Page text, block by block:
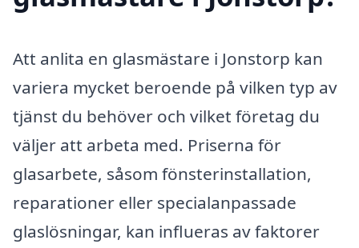
Att anlita en glasmästare i Jonstorp kan
variera mycket beroende på vilken typ av
tjänst du behöver och vilket företag du
väljer att arbeta med. Priserna för
glasarbete, såsom fönsterinstallation,
reparationer eller specialanpassade
glaslösningar, kan influeras av faktorer